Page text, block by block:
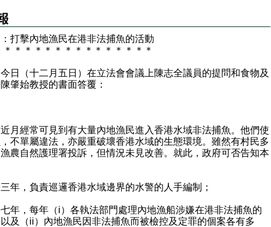
打擊內地漁民在港非法捕魚的活動
＊ ＊ ＊ ＊ ＊ ＊ ＊ ＊ ＊ ＊ ＊ ＊ ＊ ＊ ＊
（十二月五日）在立法會會議上陳志全議員的提問和食物及
肇始教授的書面答覆：
經常可見到有大量內地漁民進入香港水域非法捕魚。他們使
不單屬違法，亦嚴重破壞香港水域的生態環境。雖然有村民多
農自然護理署投訴，但情況未見改善。就此，政府可否告知本
三年，負責巡邏香港水域邊界的水警的人手編制；
七年，每年（i）各執法部門處理內地漁船涉嫌在港非法捕魚的
及（ii）內地漁民因非法捕魚而被檢控及定罪的個案各有多